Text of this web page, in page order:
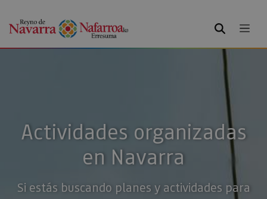
BUSCAR
Actividades organizadas
en Navarra
Si estás buscando planes y actividades para